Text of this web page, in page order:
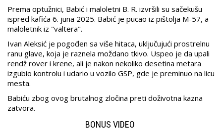
Prema optužnici, Babić i maloletni B. R. izvršili su sačekušu
ispred kafića 6. juna 2025. Babić je pucao iz pištolja M-57, a
maloletnik iz "valtera".
Ivan Aleksić je pogođen sa više hitaca, uključujući prostrelnu
ranu glave, koja je raznela moždano tkivo. Uspeo je da upali
rendž rover i krene, ali je nakon nekoliko desetina metara
izgubio kontrolu i udario u vozilo GSP, gde je preminuo na licu
mesta.
Babiću zbog ovog brutalnog zločina preti doživotna kazna
zatvora.
BONUS VIDEO